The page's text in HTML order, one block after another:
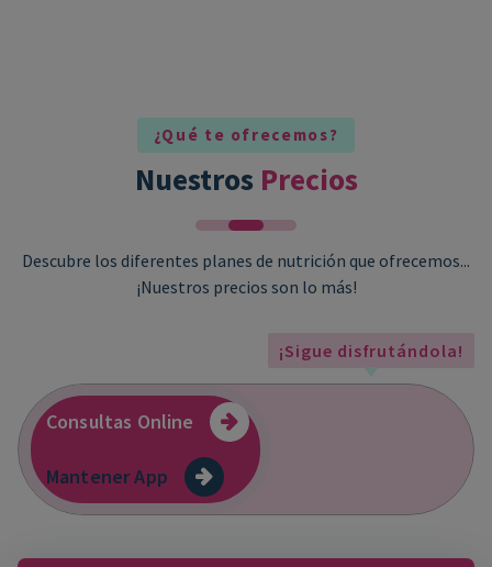
¿Qué te ofrecemos?
Nuestros Precios
Descubre los diferentes planes de nutrición que ofrecemos...
¡Nuestros precios son lo más!
¡Sigue disfrutándola!
Consultas Online
Mantener App